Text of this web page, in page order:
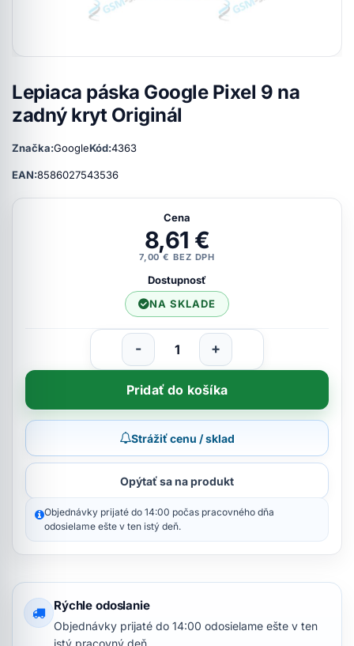
Lepiaca páska Google Pixel 9 na
zadný kryt Originál
Značka:GoogleKód:4363
EAN:8586027543536
Cena
8,61 €
7,00 € BEZ DPH
Dostupnosť
NA SKLADE
- +
Pridať do košíka
Strážiť cenu / sklad
Opýtať sa na produkt
Objednávky prijaté do 14:00 počas pracovného dňa
odosielame ešte v ten istý deň.
Rýchle odoslanie
Objednávky prijaté do 14:00 odosielame ešte v ten
istý pracovný deň.